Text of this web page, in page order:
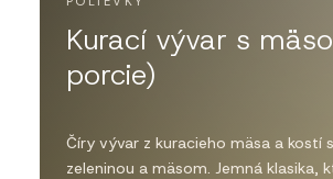
Kurací vývar s
porcie)
Číry vývar z kuracieho mäsa a kostí
zeleninou a mäsom. Jemná klasika,